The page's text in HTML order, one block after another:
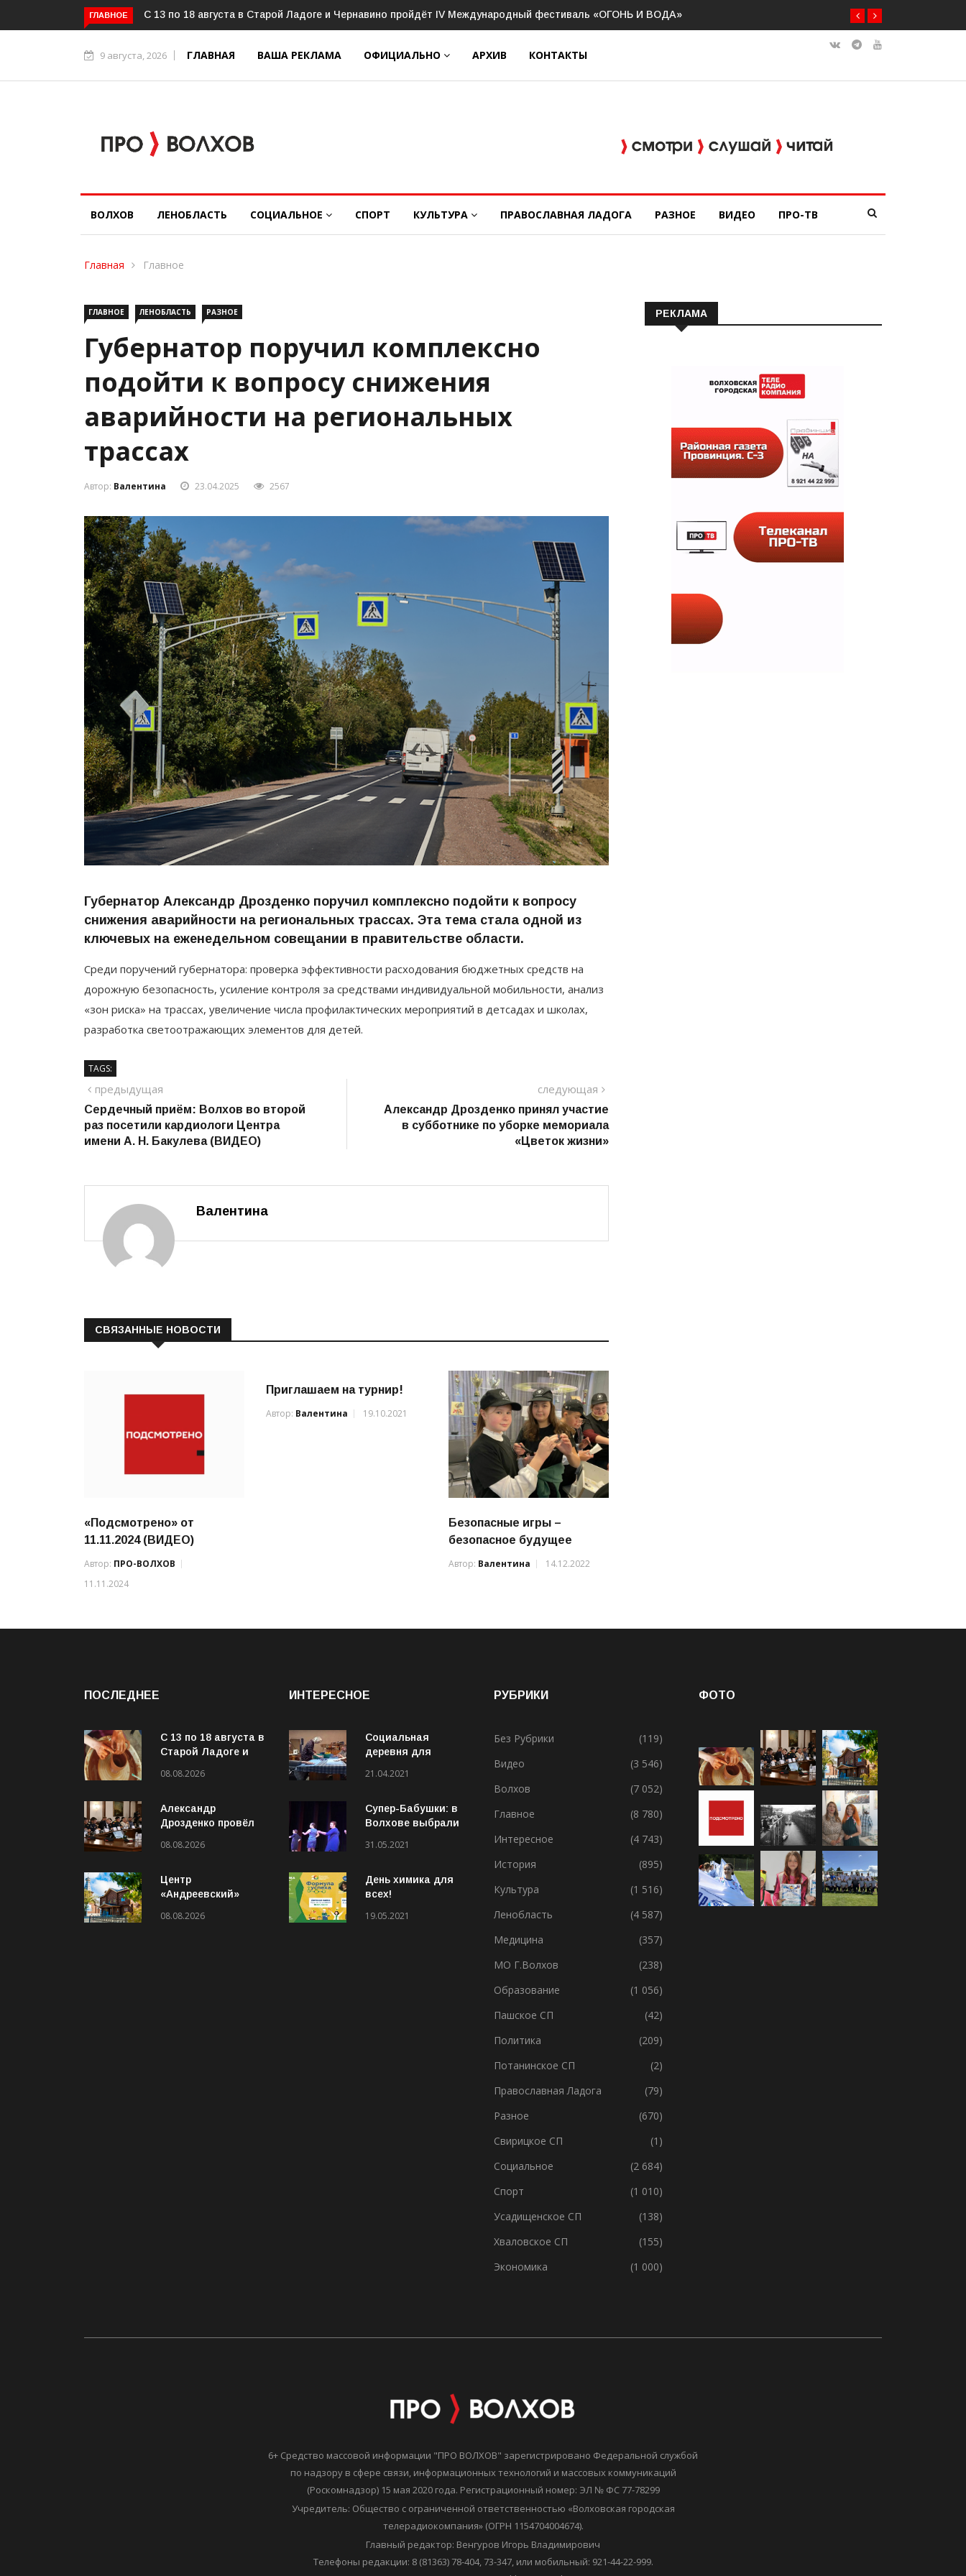
ГЛАВНОЕ
фестиваль «ОГОНЬ И ВОДА» Александр Дрозденко провёл рабочее совещание с руководителями Ассоциации ветеранов СВО
9 августа, 2026 ГЛАВНАЯ ВАША РЕКЛАМА ОФИЦИАЛЬНО АРХИВ КОНТАКТЫ
ВОЛХОВ ЛЕНОБЛАСТЬ СОЦИАЛЬНОЕ СПОРТ КУЛЬТУРА ПРАВОСЛАВНАЯ ЛАДОГА РАЗНОЕ ВИДЕО ПРО-ТВ
Главная Главное
ГЛАВНОЕ ЛЕНОБЛАСТЬ РАЗНОЕ
Губернатор поручил комплексно
подойти к вопросу снижения
аварийности на региональных
трассах
Автор: Валентина 23.04.2025 2567
Губернатор Александр Дрозденко поручил комплексно подойти к вопросу
снижения аварийности на региональных трассах. Эта тема стала одной из
ключевых на еженедельном совещании в правительстве области.
Среди поручений губернатора: проверка эффективности расходования бюджетных средств на
дорожную безопасность, усиление контроля за средствами индивидуальной мобильности, анализ
«зон риска» на трассах, увеличение числа профилактических мероприятий в детсадах и школах,
разработка светоотражающих элементов для детей.
TAGS:
Навигация
по
записям
предыдущая
Сердечный приём: Волхов во второй
раз посетили кардиологи Центра
имени А. Н. Бакулева (ВИДЕО)
следующая
Александр Дрозденко принял участие
в субботнике по уборке мемориала
«Цветок жизни»
Валентина
СВЯЗАННЫЕ НОВОСТИ
«Подсмотрено» от
11.11.2024 (ВИДЕО)
Автор: ПРО-ВОЛХОВ
11.11.2024
Приглашаем на турнир!
Автор: Валентина 19.10.2021
Безопасные игры –
безопасное будущее
Автор: Валентина 14.12.2022
РЕКЛАМА
ПОСЛЕДНЕЕ
С 13 по 18 августа в
Старой Ладоге и
IV Международный
И ВОДА»
08.08.2026
Александр
Дрозденко провёл
с руководителями
ветеранов СВО
08.08.2026
Центр
«Андреевский»
5-летний юбилей
08.08.2026
ИНТЕРЕСНОЕ
Социальная
деревня для
21.04.2021
Супер-Бабушки: в
Волхове выбрали
(ВИДЕО)
31.05.2021
День химика для
всех!
19.05.2021
РУБРИКИ
Без Рубрики
(119)
Видео
(3 546)
Волхов
(7 052)
Главное
(8 780)
Интересное
(4 743)
История
(895)
Культура
(1 516)
Ленобласть
(4 587)
Медицина
(357)
МО Г.Волхов
(238)
Образование
(1 056)
Пашское СП
(42)
Политика
(209)
Потанинское СП
(2)
Православная Ладога
(79)
Разное
(670)
Свирицкое СП
(1)
Социальное
(2 684)
Спорт
(1 010)
Усадищенское СП
(138)
Хваловское СП
(155)
Экономика
(1 000)
ФОТО
6+ Средство массовой информации "ПРО ВОЛХОВ" зарегистрировано Федеральной службой
по надзору в сфере связи, информационных технологий и массовых коммуникаций
(Роскомнадзор) 15 мая 2020 года. Регистрационный номер: ЭЛ № ФС 77-78299
Учредитель: Общество с ограниченной ответственностью «Волховская городская
телерадиокомпания» (ОГРН 1154704004674).
Главный редактор: Венгуров Игорь Владимирович
Телефоны редакции: 8 (81363) 78-404, 73-347, или мобильный: 921-44-22-999.